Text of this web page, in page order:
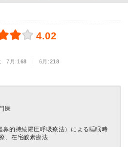
4.02
7月:168 | 6月:218
医
鼻的持続陽圧呼吸療法）による睡眠時
、在宅酸素療法